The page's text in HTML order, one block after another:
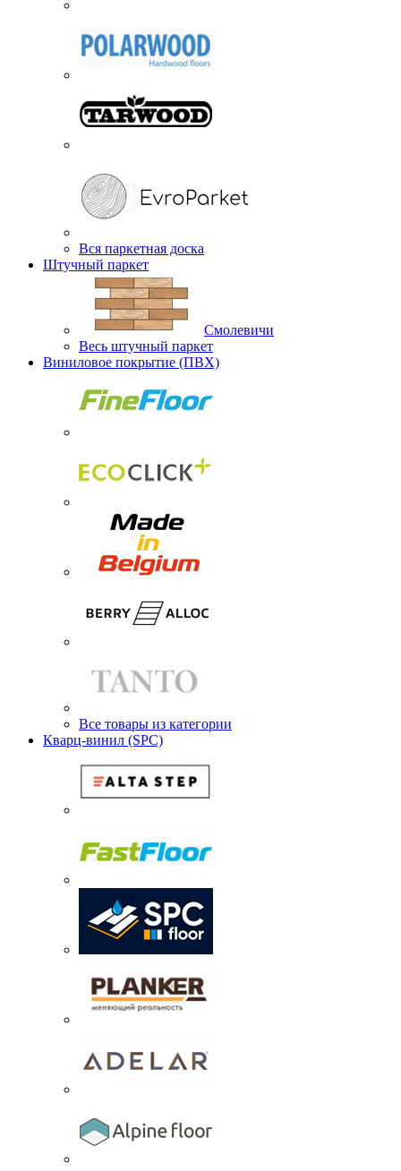
Вся паркетная доска
Штучный паркет
Смолевичи
Весь штучный паркет
Виниловое покрытие (ПВХ)
Все товары из категории
Кварц-винил (SPC)